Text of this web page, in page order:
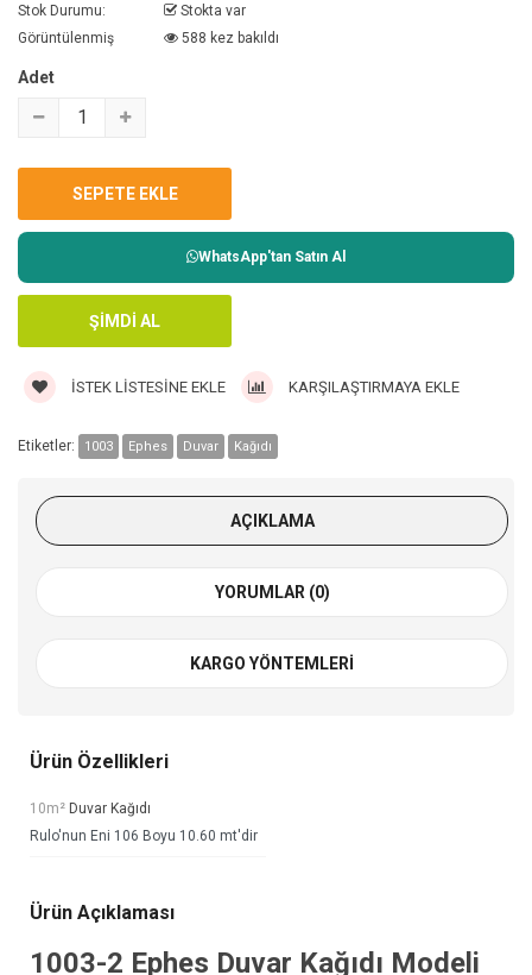
Stok Durumu:
Stokta var
Görüntülenmiş
588 kez bakıldı
Adet
WhatsApp'tan Satın Al
İSTEK LISTESINE EKLE KARŞILAŞTIRMAYA EKLE
Etiketler: 1003 Ephes Duvar Kağıdı
AÇIKLAMA
YORUMLAR (0)
KARGO YÖNTEMLERI
Ürün Özellikleri
10m² Duvar Kağıdı
Rulo'nun Eni 106 Boyu 10.60 mt'dir
Ürün Açıklaması
1003-2 Ephes Duvar Kağıdı Modeli